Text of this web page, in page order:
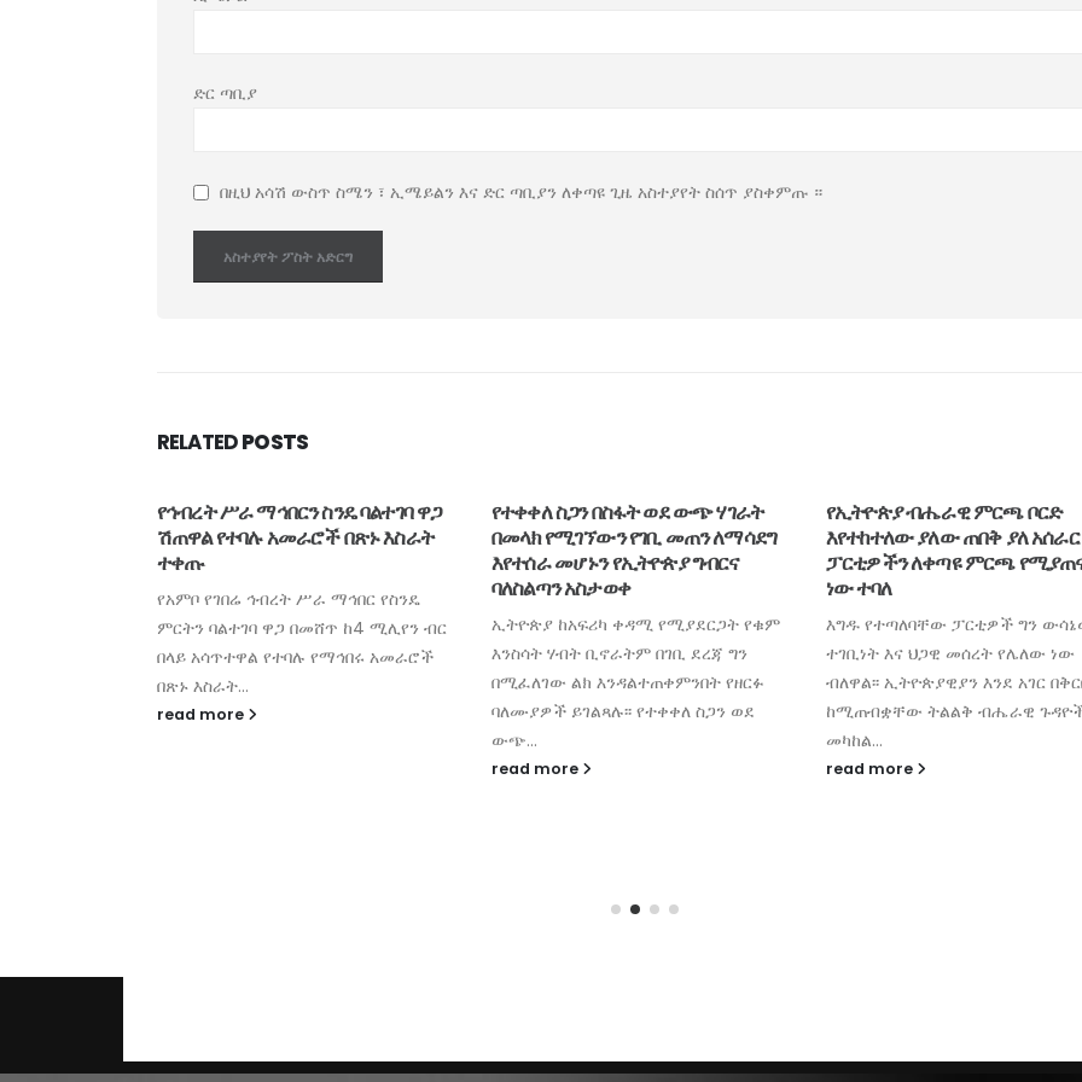
ድር ጣቢያ
በዚህ አሳሽ ውስጥ ስሜን ፣ ኢሜይልን እና ድር ጣቢያን ለቀጣዩ ጊዜ አስተያየት ስሰጥ ያስቀምጡ ።
RELATEDPOSTS
የተቀቀለ ስጋን በስፋት ወደ ውጭ ሃገራት
በመላክ የሚገኘውን የገቢ መጠን ለማሳደግ
እየተሰራ መሆኑን የኢትዮጵያ ግብርና
ባለስልጣን አስታወቀ
ኢትዮጵያ ከአፍሪካ ቀዳሚ የሚያደርጋት የቁም
እንስሳት ሃብት ቢኖራትም በገቢ ደረጃ ግን
በሚፈለገው ልክ እንዳልተጠቀምንበት የዘርፉ
ባለሙያዎች ይገልጻሉ፡፡ የተቀቀለ ስጋን ወደ
የኢትዮጵያ ብሔራዊ ምርጫ ቦርድ
እየተከተለው ያለው ጠበቅ ያለ አሰራር
ፓርቲዎችን ለቀጣዩ ምርጫ የሚያጠናክር
ነው ተባለ
እግዱ የተጣለባቸው ፓርቲዎች ግን ውሳኔው
ተገቢነት እና ህጋዊ መሰረት የሌለው ነው
ብለዋል፡፡ ኢትዮጵያዊያን እንደ አገር በቅርቡ
ከሚጠብቋቸው ትልልቅ ብሔራዊ ጉዳዮች
መካከል...
read more
በጋምቤላ ክልል የሙቀት መጠን
በመምጣቱ ከነገ ጀምሮ ለሦስት ወራት
የሚቆይ የስራ ሰዓት ለውጥ
ታውቋል
በጋምቤላ ክልል የሙቀት መጠን
በመምጣቱ የመንግስት የስራ ሰዓት ከነገ
ለውጥ እንደሚደረግ የክልሉ መስተዳድር
ቤት አስታውቋል፡፡ የክልሉ ርዕሰ
read more